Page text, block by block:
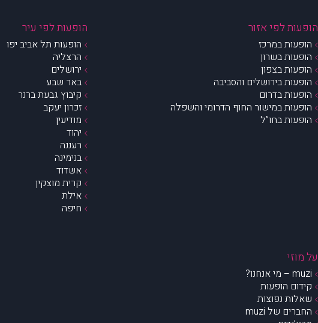
הופעות לפי אזור
הופעות במרכז
הופעות בשרון
הופעות בצפון
הופעות בירושלים והסביבה
הופעות בדרום
הופעות במישור החוף הדרומי והשפלה
הופעות בחו”ל
הופעות לפי עיר
הופעות תל אביב יפו
הרצליה
ירושלים
באר שבע
קיבוץ גבעת ברנר
זכרון יעקב
מודיעין
יהוד
רעננה
בנימינה
אשדוד
קרית מוצקין
אילת
חיפה
על מוזי
muzi – מי אנחנו?
קידום הופעות
שאלות נפוצות
החברים של muzi